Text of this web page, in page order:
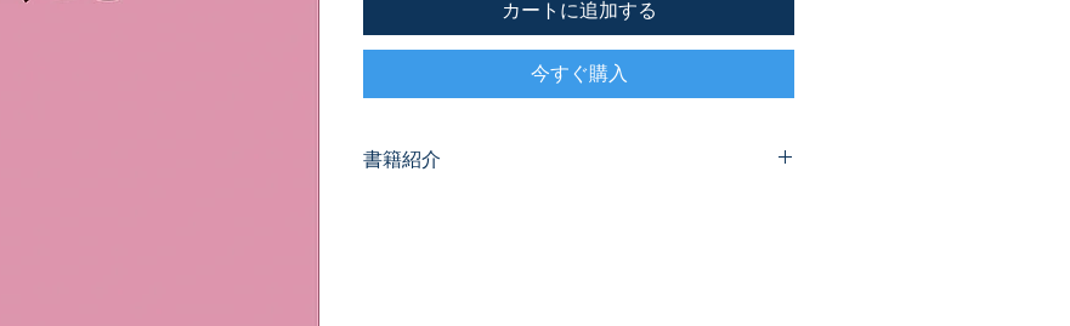
カートに追加する
今すぐ購入
書籍紹介